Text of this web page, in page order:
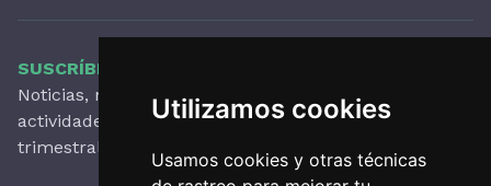
Utilizamos cookies
Usamos cookies y otras técnicas
SUSCRÍBETE A NUESTRO BOLETÍN
Noticias, novedades destacadas, artículos,
actividades y mucho más, con periodicidad
trimestral.